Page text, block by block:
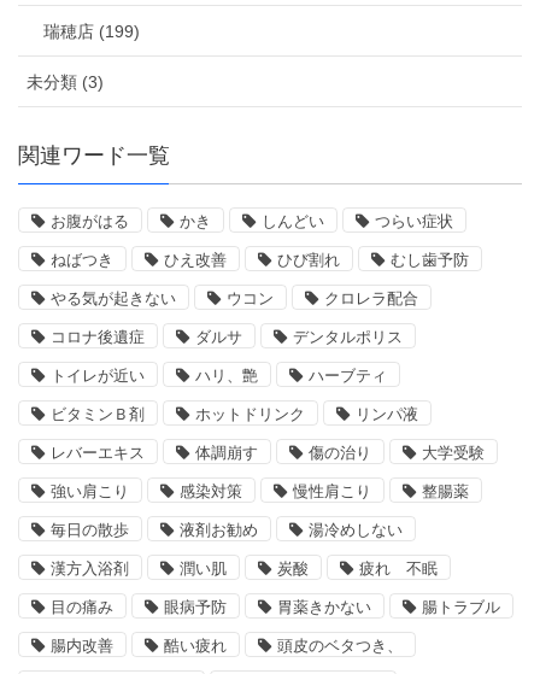
瑞穂店 (199)
未分類 (3)
関連ワード一覧
お腹がはる かき しんどい つらい症状
ねばつき ひえ改善 ひび割れ むし歯予防
やる気が起きない ウコン クロレラ配合
コロナ後遺症 ダルサ デンタルポリス
トイレが近い ハリ、艶 ハーブティ
ビタミンＢ剤 ホットドリンク リンパ液
レバーエキス 体調崩す 傷の治り 大学受験
強い肩こり 感染対策 慢性肩こり 整腸薬
毎日の散歩 液剤お勧め 湯冷めしない
漢方入浴剤 潤い肌 炭酸 疲れ 不眠
目の痛み 眼病予防 胃薬きかない 腸トラブル
腸内改善 酷い疲れ 頭皮のベタつき、